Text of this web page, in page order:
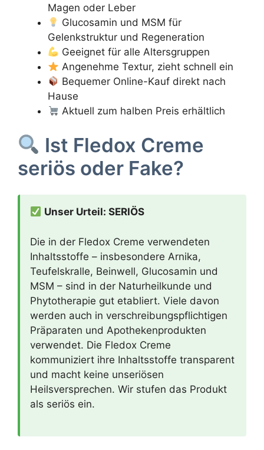
Magen oder Leber
Glucosamin und MSM für
Gelenkstruktur und Regeneration
Geeignet für alle Altersgruppen
Angenehme Textur, zieht schnell ein
Bequemer Online-Kauf direkt nach
Hause
Aktuell zum halben Preis erhältlich
Ist Fledox Creme
seriös oder Fake?
Unser Urteil: SERIÖS
Die in der Fledox Creme verwendeten
Inhaltsstoffe – insbesondere Arnika,
Teufelskralle, Beinwell, Glucosamin und
MSM – sind in der Naturheilkunde und
Phytotherapie gut etabliert. Viele davon
werden auch in verschreibungspflichtigen
Präparaten und Apothekenprodukten
verwendet. Die Fledox Creme
kommuniziert ihre Inhaltsstoffe transparent
und macht keine unseriösen
Heilsversprechen. Wir stufen das Produkt
als seriös ein.